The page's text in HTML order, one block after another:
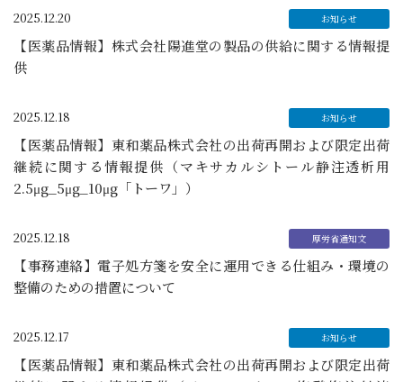
2025.12.20
【医薬品情報】株式会社陽進堂の製品の供給に関する情報提
供
2025.12.18
【医薬品情報】東和薬品株式会社の出荷再開および限定出荷
継続に関する情報提供（マキサカルシトール静注透析用
2.5μg_5μg_10μg「トーワ」）
2025.12.18
【事務連絡】電子処方箋を安全に運用できる仕組み・環境の
整備のための措置について
2025.12.17
【医薬品情報】東和薬品株式会社の出荷再開および限定出荷